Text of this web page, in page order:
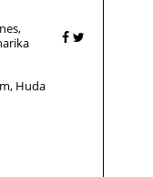
Huda